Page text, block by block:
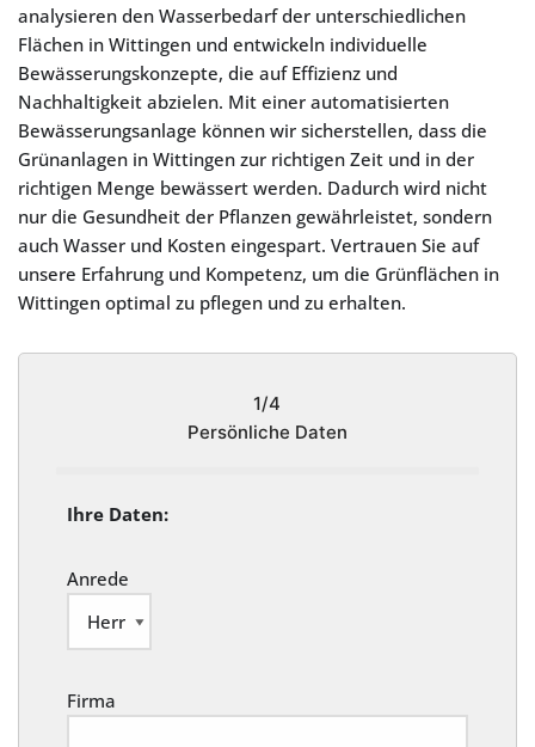
analysieren den Wasserbedarf der unterschiedlichen
Flächen in Wittingen und entwickeln individuelle
Bewässerungskonzepte, die auf Effizienz und
Nachhaltigkeit abzielen. Mit einer automatisierten
Bewässerungsanlage können wir sicherstellen, dass die
Grünanlagen in Wittingen zur richtigen Zeit und in der
richtigen Menge bewässert werden. Dadurch wird nicht
nur die Gesundheit der Pflanzen gewährleistet, sondern
auch Wasser und Kosten eingespart. Vertrauen Sie auf
unsere Erfahrung und Kompetenz, um die Grünflächen in
Wittingen optimal zu pflegen und zu erhalten.
1/4
Persönliche Daten
Ihre Daten:
Anrede
Firma